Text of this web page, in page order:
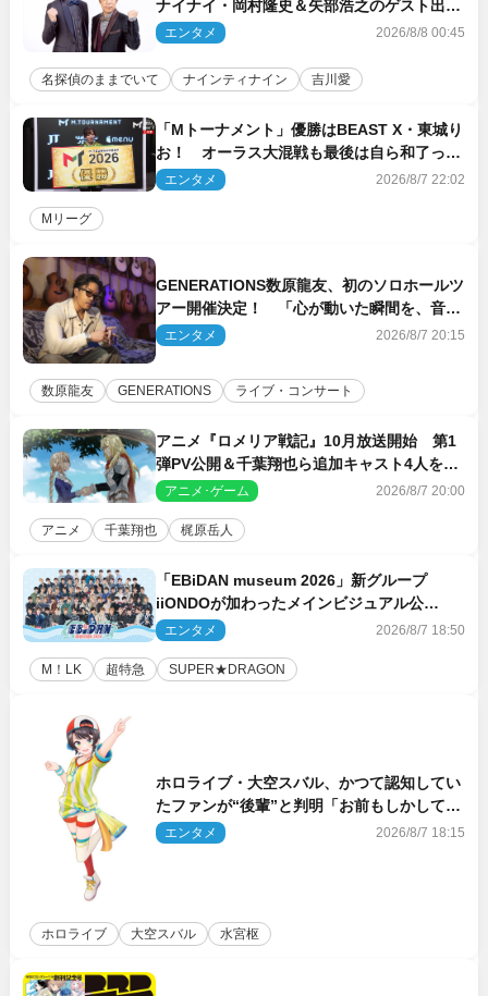
ナイナイ・岡村隆史＆矢部浩之のゲスト出演
が決定！
エンタメ 2026/8/8 00:45
名探偵のままでいて ナインティナイン 吉川愛
「Mトーナメント」優勝はBEAST X・東城り
お！ オーラス大混戦も最後は自ら和了って
幕引き
エンタメ 2026/8/7 22:02
Mリーグ
GENERATIONS数原龍友、初のソロホールツ
アー開催決定！ 「心が動いた瞬間を、音に
乗せてお届けできれば」
エンタメ 2026/8/7 20:15
数原龍友 GENERATIONS ライブ・コンサート
アニメ『ロメリア戦記』10月放送開始 第1
弾PV公開＆千葉翔也ら追加キャスト4人を発
表アニメ･ゲーム 2026/8/7 20:00
アニメ 千葉翔也 梶原岳人
「EBiDAN museum 2026」新グループ
iiONDOが加わったメインビジュアル公
開！ 開催記念グッズラインナップも
エンタメ 2026/8/7 18:50
M！LK 超特急 SUPER★DRAGON
ホロライブ・大空スバル、かつて認知してい
たファンが“後輩”と判明「お前もしかしてあ
のときの？」
エンタメ 2026/8/7 18:15
ホロライブ 大空スバル 水宮枢